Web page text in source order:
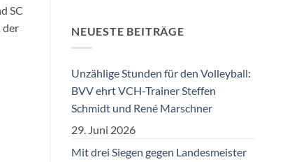
SC
der
NEUESTE BEITRÄGE
Unzählige Stunden für den Volleyball:
BVV ehrt VCH-Trainer Steffen
Schmidt und René Marschner
29. Juni 2026
Mit drei Siegen gegen Landesmeister